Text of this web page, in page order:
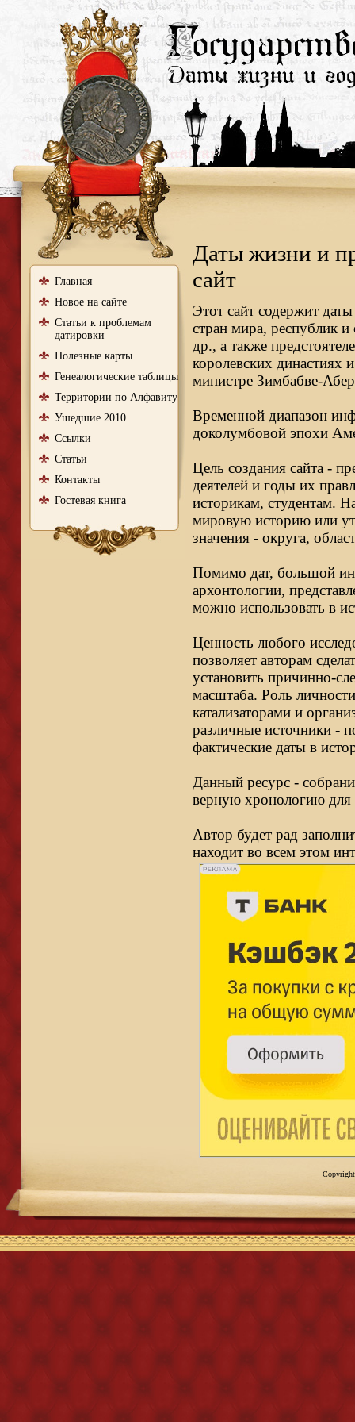
Главная
Новое на сайте
Статьи к проблемам
датировки
Полезные карты
Генеалогические таблицы
Территории по Алфавиту
Ушедшие 2010
Ссылки
Статьи
Контакты
Гостевая книга
Даты жизни и
сайт
Этот сайт содержит
стран мира, республик и
др., а также
королевских династиях
министре Зимбабве-
Временной диапазон
доколумбовой эпохи
Цель создания сайта -
деятелей и годы их
историкам, студентам.
мировую историю или
значения - округа,
Помимо дат, большой
архонтологии,
можно использовать в
Ценность любого
позволяет авторам
установить причинно-
масштаба. Роль
катализаторами и
различные источники -
фактические даты в
Данный ресурс -
верную хронологию для
Автор будет рад
находит во всем этом
Copyright